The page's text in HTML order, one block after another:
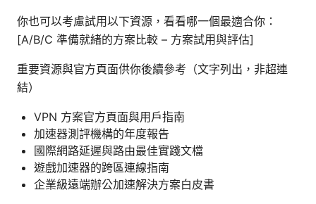
你也可以考慮試用以下資源，看看哪一個最適合你：
[A/B/C 準備就緒的方案比較 – 方案試用與評估]
重要資源與官方頁面供你後續參考（文字列出，非超連
結）
VPN 方案官方頁面與用戶指南
加速器測評機構的年度報告
國際網路延遲與路由最佳實踐文檔
遊戲加速器的跨區連線指南
企業級遠端辦公加速解決方案白皮書